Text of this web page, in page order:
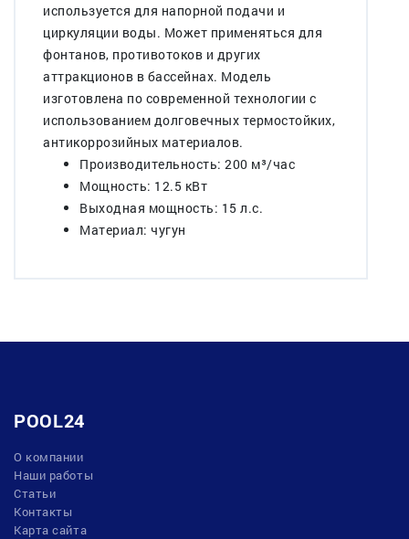
используется для напорной подачи и
циркуляции воды. Может применяться для
фонтанов, противотоков и других
аттракционов в бассейнах. Модель
изготовлена по современной технологии с
использованием долговечных термостойких,
антикоррозийных материалов.
Производительность: 200 м³/час
Мощность: 12.5 кВт
Выходная мощность: 15 л.с.
Материал: чугун
POOL24
О компании
Наши работы
Статьи
Контакты
Карта сайта